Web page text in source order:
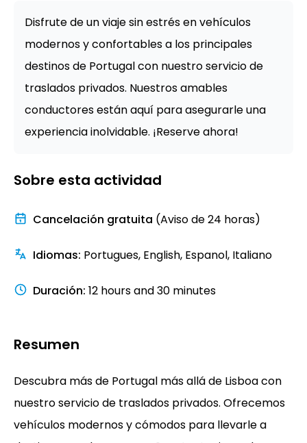
Disfrute de un viaje sin estrés en vehículos
modernos y confortables a los principales
destinos de Portugal con nuestro servicio de
traslados privados. Nuestros amables
conductores están aquí para asegurarle una
experiencia inolvidable. ¡Reserve ahora!
Sobre esta actividad
Cancelación gratuita (Aviso de 24 horas)
Idiomas: Portugues, English, Espanol, Italiano
Duración: 12 hours and 30 minutes
Resumen
Descubra más de Portugal más allá de Lisboa con
nuestro servicio de traslados privados. Ofrecemos
vehículos modernos y cómodos para llevarle a